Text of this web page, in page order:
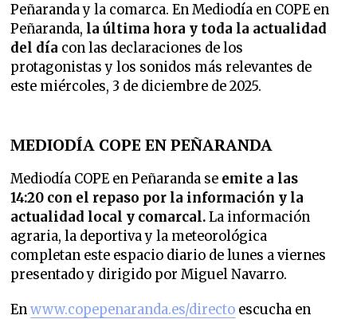
Peñaranda y la comarca. En Mediodía en COPE en
Peñaranda, la última hora y toda la actualidad
del día con las declaraciones de los
protagonistas y los sonidos más relevantes de
este miércoles, 3 de diciembre de 2025.
MEDIODÍA COPE EN PEÑARANDA
Mediodía COPE en Peñaranda se emite a las
14:20 con el repaso por la información y la
actualidad local y comarcal.La información
agraria, la deportiva y la meteorológica
completan este espacio diario de lunes a viernes
presentado y dirigido por Miguel Navarro.
Enwww.copepenaranda.es/directo escucha en